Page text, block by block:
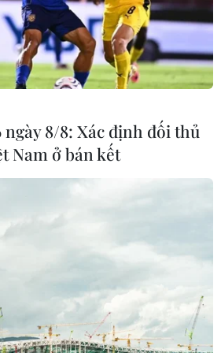
#Động đất
#Hậu quả
ngày 8/8: Xác định đối thủ
Nam ở bán kết